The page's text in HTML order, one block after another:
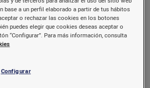
permite la mejor calidad (con
y precio.
del responsable de la tienda
base a un perfil elaborado a partir de tus hábitos
o rechazar las cookies en los botones
puedes elegir que cookies deseas aceptar o
“Configurar”. Para más información, consulta
Configurar